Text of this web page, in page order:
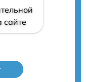
сайте